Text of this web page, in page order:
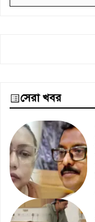
সেরা খবর